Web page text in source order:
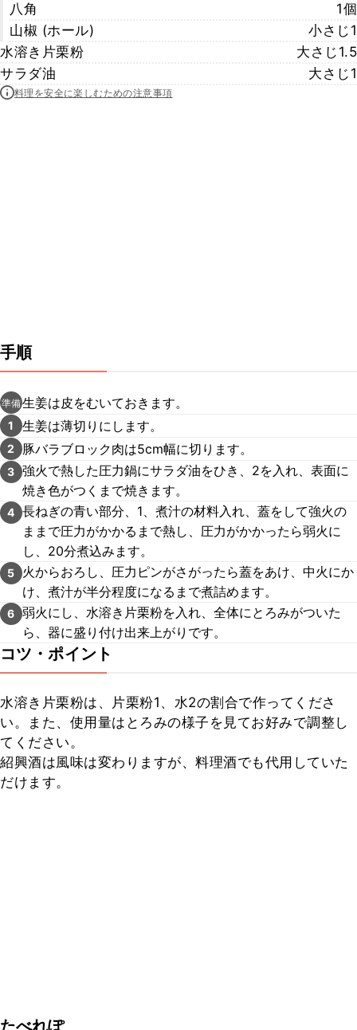
八角
1個
山椒 (ホール)
小さじ1
水溶き片栗粉
大さじ1.5
サラダ油
大さじ1
料理を安全に楽しむための注意事項
手順
準備生姜は皮をむいておきます。
1 生姜は薄切りにします。
2 豚バラブロック肉は5cm幅に切ります。
3 強火で熱した圧力鍋にサラダ油をひき、2を入れ、表面に
焼き色がつくまで焼きます。
4 長ねぎの青い部分、1、煮汁の材料入れ、蓋をして強火の
ままで圧力がかかるまで熱し、圧力がかかったら弱火に
し、20分煮込みます。
5
火からおろし、圧力ピンがさがったら蓋をあけ、中火にか
け、煮汁が半分程度になるまで煮詰めます。
6 弱火にし、水溶き片栗粉を入れ、全体にとろみがついた
ら、器に盛り付け出来上がりです。
コツ・ポイント
水溶き片栗粉は、片栗粉1、水2の割合で作ってくださ
い。また、使用量はとろみの様子を見てお好みで調整し
てください。
紹興酒は風味は変わりますが、料理酒でも代用していた
だけます。
たべれぽ